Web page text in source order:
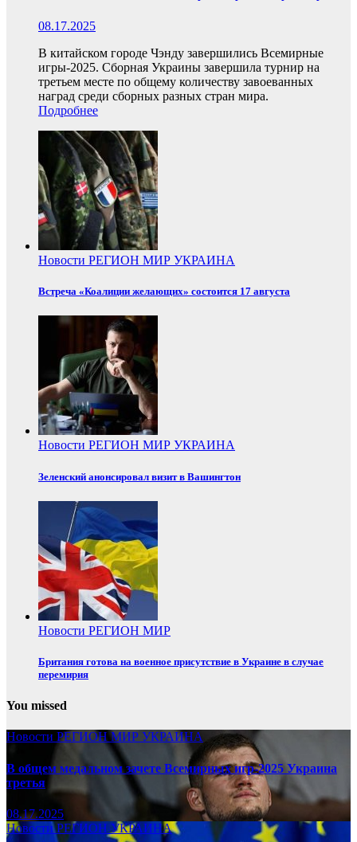
08.17.2025
В китайском городе Чэнду завершились Всемирные
игры-2025. Сборная Украины завершила турнир на
третьем месте по общему количеству завоеванных
наград среди сборных разных стран мира.
Подробнее
Новости РЕГИОН МИР УКРАИНА
Встреча «Коалиции желающих» состоится 17 августа
Новости РЕГИОН МИР УКРАИНА
Зеленский анонсировал визит в Вашингтон
Новости РЕГИОН МИР
Британия готова на военное присутствие в Украине в случае
перемирия
You missed
Новости РЕГИОНМИР УКРАИНА
В общем медальном зачете Всемирных игр-2025 Украина
третья
08.17.2025
НовостиРЕГИОНУКРАИНА